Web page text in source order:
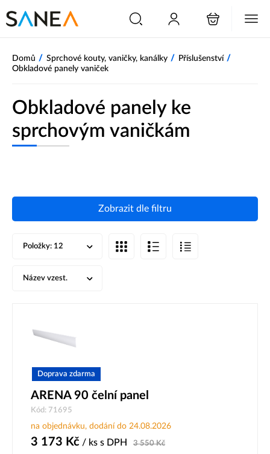
Domů / Sprchové kouty, vaničky, kanálky / Příslušenství /
Obkladové panely vaniček
Obkladové panely ke
sprchovým vaničkám
Zobrazit dle filtru
Položky: 12
Název vzest.
Doprava zdarma
ARENA 90 čelní panel
Kód: 71695
na objednávku, dodání do 24.08.2026
3 173 Kč / ks s DPH 3 550Kč